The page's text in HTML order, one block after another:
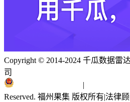
Copyright © 2014-2024 千瓜数据雷达
司
|
Reserved. 福州果集 版权所有|法律